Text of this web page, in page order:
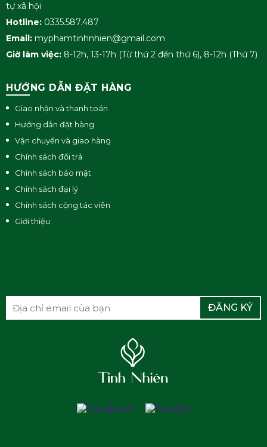
tự xã hội
Hotline: 0335.587.487
Email: myphamtinhnhien@gmail.com
Giờ làm việc: 8-12h, 13-17h (Từ thứ 2 đến thứ 6), 8-12h (Thứ 7)
HƯỚNG DẪN ĐẶT HÀNG
Giao nhận và thanh toán
Hướng dẫn đặt hàng
Vận chuyển và giao hàng
Chính sách đổi trả
Chính sách bảo mật
Chính sách đại lý
Chính sách cộng tác viên
Giới thiệu
ĐĂNG KÝ